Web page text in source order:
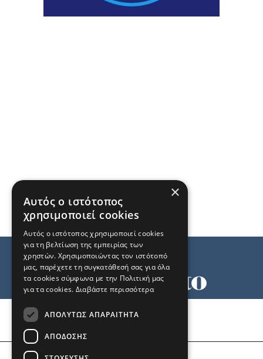
×
Αυτός ο ιστότοπος
χρησιμοποιεί cookies
Αυτός ο ιστότοπος χρησιμοποιεί cookies
για τη βελτίωση της εμπειρίας των
χρηστών. Χρησιμοποιώντας τον ιστότοπό
μας, παρέχετε τη συγκατάθεσή σας για όλα
τα cookies σύμφωνα με την Πολιτική μας
για τα cookies. Διαβάστε περισσότερα
ΑΠΟΛΎΤΩΣ ΑΠΑΡΑΊΤΗΤΑ
ΑΠΌΔΟΣΗΣ